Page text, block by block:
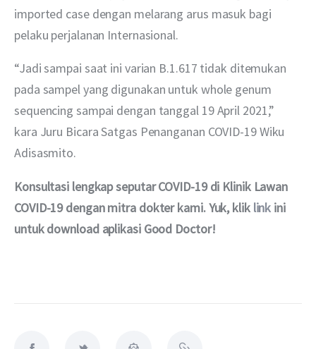
imported case dengan melarang arus masuk bagi
pelaku perjalanan Internasional.
“Jadi sampai saat ini varian B.1.617 tidak ditemukan
pada sampel yang digunakan untuk whole genum
sequencing sampai dengan tanggal 19 April 2021,”
kara Juru Bicara Satgas Penanganan COVID-19 Wiku
Adisasmito.
Konsultasi lengkap seputar COVID-19 di Klinik Lawan
COVID-19 dengan mitra dokter kami. Yuk, klik link ini
untuk download aplikasi Good Doctor!